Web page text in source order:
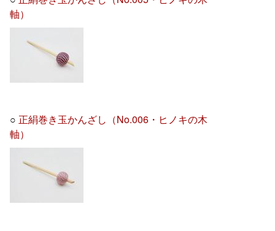
軸）
○ 正絹巻き玉かんざし（No.006・ヒノキの木
軸）